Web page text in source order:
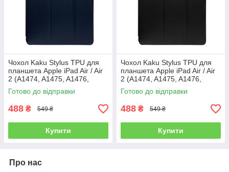
Чохол Kaku Stylus TPU для
планшета Apple iPad Air / Air
2 (A1474, A1475, A1476,
A1566, A1567) - Dark Blue
Готово до відправки
488 ₴ 549 ₴
Купити
Чохол Kaku Stylus TPU для
планшета Apple iPad Air / Air
2 (A1474, A1475, A1476,
A1566, A1567) - Black
Готово до відправки
488 ₴ 549 ₴
Купити
Про нас